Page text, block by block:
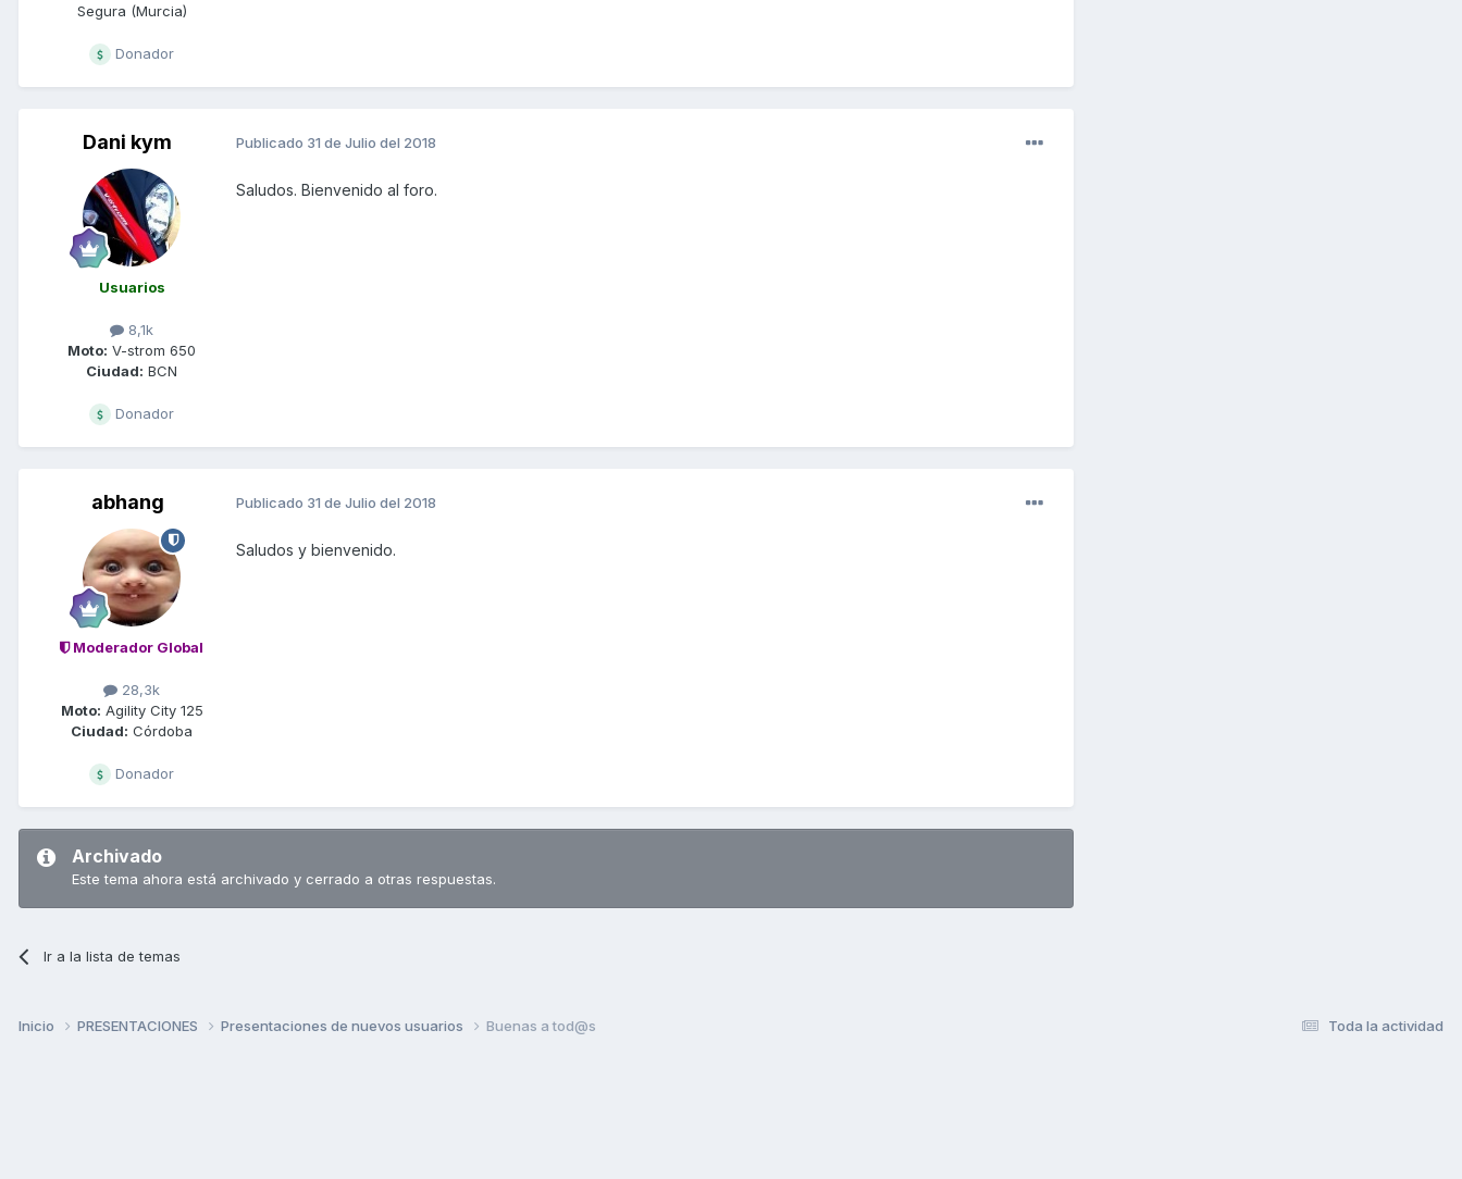
Segura (Murcia)
Donador
Dani kym
Usuarios
8,1k
Moto: V-strom 650
Ciudad: BCN
Donador
Publicado 31 de Julio del 2018
Saludos. Bienvenido al foro.
abhang
Moderador Global
28,3k
Moto: Agility City 125
Ciudad: Córdoba
Donador
Publicado 31 de Julio del 2018
Saludos y bienvenido.
Archivado
Este tema ahora está archivado y cerrado a otras respuestas.
Ir a la lista de temas
Toda la actividad
Inicio PRESENTACIONES Presentaciones de nuevos usuarios Buenas a tod@s